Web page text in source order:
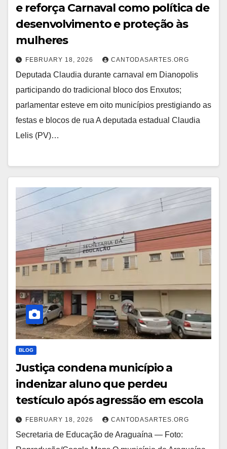
e reforça Carnaval como política de
desenvolvimento e proteção às
mulheres
FEBRUARY 18, 2026 CANTODASARTES.ORG
Deputada Claudia durante carnaval em Dianopolis
participando do tradicional bloco dos Enxutos;
parlamentar esteve em oito municípios prestigiando as
festas e blocos de rua A deputada estadual Claudia
Lelis (PV)…
BLOG
Justiça condena município a
indenizar aluno que perdeu
testículo após agressão em escola
FEBRUARY 18, 2026 CANTODASARTES.ORG
Secretaria de Educação de Araguaína — Foto: